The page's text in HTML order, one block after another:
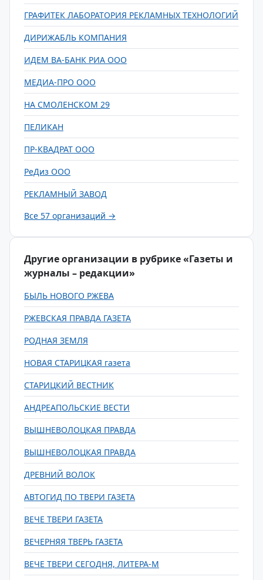
ГРАФИТЕК ЛАБОРАТОРИЯ РЕКЛАМНЫХ ТЕХНОЛОГИЙ
ДИРИЖАБЛЬ КОМПАНИЯ
ИДЕМ ВА-БАНК РИА ООО
МЕДИА-ПРО ООО
НА СМОЛЕНСКОМ 29
ПЕЛИКАН
ПР-КВАДРАТ ООО
РеДиз ООО
РЕКЛАМНЫЙ ЗАВОД
Все 57 организаций →
Другие организации в рубрике «Газеты и
журналы – редакции»
БЫЛЬ НОВОГО РЖЕВА
РЖЕВСКАЯ ПРАВДА ГАЗЕТА
РОДНАЯ ЗЕМЛЯ
НОВАЯ СТАРИЦКАЯ газета
СТАРИЦКИЙ ВЕСТНИК
АНДРЕАПОЛЬСКИЕ ВЕСТИ
ВЫШНЕВОЛОЦКАЯ ПРАВДА
ВЫШНЕВОЛОЦКАЯ ПРАВДА
ДРЕВНИЙ ВОЛОК
АВТОГИД ПО ТВЕРИ ГАЗЕТА
ВЕЧЕ ТВЕРИ ГАЗЕТА
ВЕЧЕРНЯЯ ТВЕРЬ ГАЗЕТА
ВЕЧЕ ТВЕРИ СЕГОДНЯ, ЛИТЕРА-М